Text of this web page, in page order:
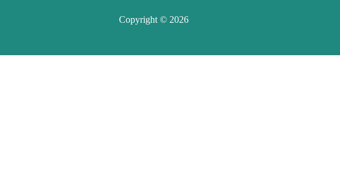
Copyright © 2026